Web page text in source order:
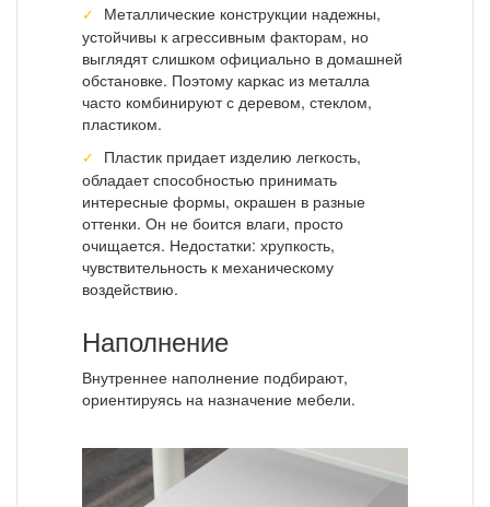
Металлические конструкции надежны,
устойчивы к агрессивным факторам, но
выглядят слишком официально в домашней
обстановке. Поэтому каркас из металла
часто комбинируют с деревом, стеклом,
пластиком.
Пластик придает изделию легкость,
обладает способностью принимать
интересные формы, окрашен в разные
оттенки. Он не боится влаги, просто
очищается. Недостатки: хрупкость,
чувствительность к механическому
воздействию.
Наполнение
Внутреннее наполнение подбирают,
ориентируясь на назначение мебели.